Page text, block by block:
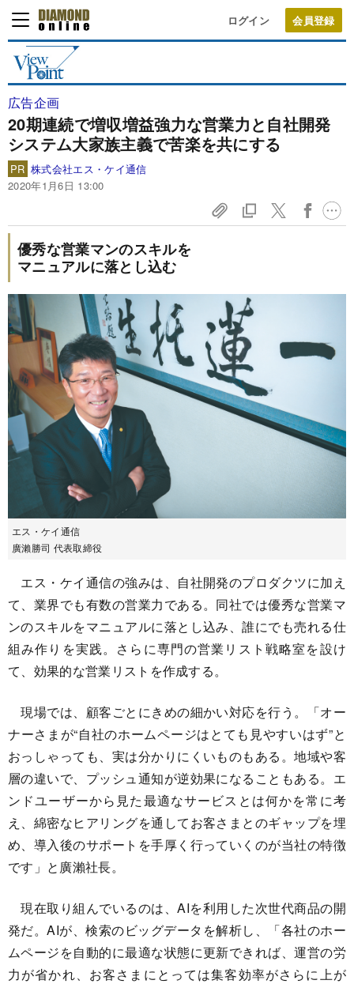
ログイン
広告企画
20期連続で増収増益強力な営業力と自社開発
システム大家族主義で苦楽を共にする
PR 株式会社エス・ケイ通信
2020年1月6日 13:00
優秀な営業マンのスキルを
マニュアルに落とし込む
エス・ケイ通信
廣瀨勝司 代表取締役
エス・ケイ通信の強みは、自社開発のプロダクツに加え
て、業界でも有数の営業力である。同社では優秀な営業マ
ンのスキルをマニュアルに落とし込み、誰にでも売れる仕
組み作りを実践。さらに専門の営業リスト戦略室を設け
て、効果的な営業リストを作成する。
現場では、顧客ごとにきめの細かい対応を行う。「オー
ナーさまが“自社のホームページはとても見やすいはず”と
おっしゃっても、実は分かりにくいものもある。地域や客
層の違いで、プッシュ通知が逆効果になることもある。エ
ンドユーザーから見た最適なサービスとは何かを常に考
え、綿密なヒアリングを通してお客さまとのギャップを埋
め、導入後のサポートを手厚く行っていくのが当社の特徴
です」と廣瀨社長。
現在取り組んでいるのは、AIを利用した次世代商品の開
発だ。AIが、検索のビッグデータを解析し、「各社のホー
ムページを自動的に最適な状態に更新できれば、運営の労
力が省かれ、お客さまにとっては集客効率がさらに上が